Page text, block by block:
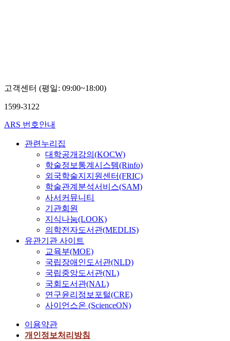
고객센터 (평일: 09:00~18:00)
1599-3122
ARS 번호안내
관련누리집
대학공개강의(KOCW)
학술정보통계시스템(Rinfo)
외국학술지지원센터(FRIC)
학술관계분석서비스(SAM)
사서커뮤니티
기관회원
지식나눔(LOOK)
의학전자도서관(MEDLIS)
유관기관 사이트
교육부(MOE)
국립장애인도서관(NLD)
국립중앙도서관(NL)
국회도서관(NAL)
연구윤리정보포털(CRE)
사이언스온 (ScienceON)
이용약관
개인정보처리방침